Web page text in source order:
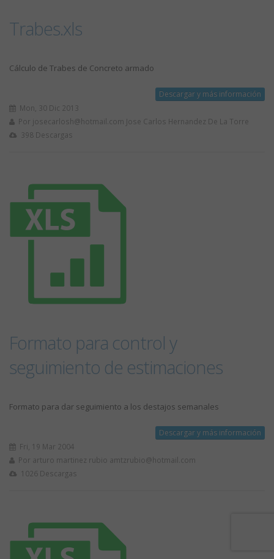
Trabes.xls
Cálculo de Trabes de Concreto armado
Descargar y más información
Mon, 30 Dic 2013
Por josecarlosh@hotmail.com Jose Carlos Hernandez De La Torre
398 Descargas
Formato para control y
seguimiento de estimaciones
Formato para dar seguimiento a los destajos semanales
Descargar y más información
Fri, 19 Mar 2004
Por arturo martinez rubio amtzrubio@hotmail.com
1026 Descargas